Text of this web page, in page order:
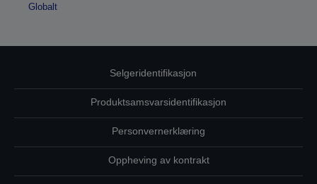
Globalt
Selgeridentifikasjon
Produktsamsvarsidentifikasjon
Personvernerklæring
Oppheving av kontrakt